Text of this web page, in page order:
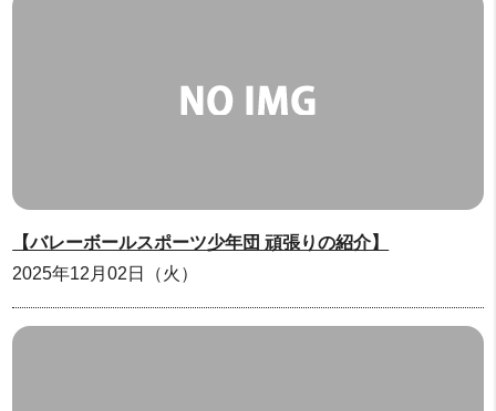
【バレーボールスポーツ少年団 頑張りの紹介】
2025年12月02日（火）